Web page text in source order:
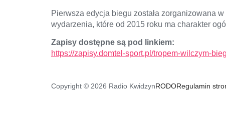
Pierwsza edycja biegu została zorganizowana
wydarzenia, które od 2015 roku ma charakter
Zapisy dostępne są pod linkiem:
https://zapisy.domtel-sport.pl/tropem-wilczym-
Copyright © 2026 Radio KwidzynRODORegulamin